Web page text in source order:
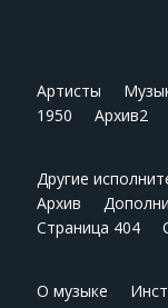
Артисты
1950
Архив2
Другие
Архив
Страница 404
О музыке